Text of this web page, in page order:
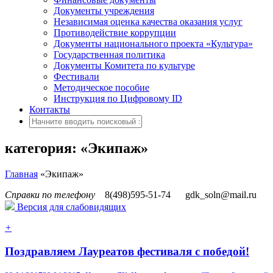
Документы учреждения
Независимая оценка качества оказания услуг
Противодействие коррупции
Документы национального проекта «Культура»
Государственная политика
Документы Комитета по культуре
Фестивали
Методическое пособие
Инструкция по Цифровому ID
Контакты
категория: «Экипаж»
Главная «Экипаж»
Справки по телефону
8(498)595-51-74
gdk_soln@mail.ru
Версия для слабовидящих
+
Поздравляем Лауреатов фестиваля с победой!